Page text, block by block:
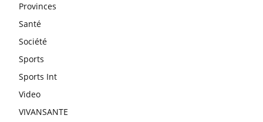
Provinces
Santé
Société
Sports
Sports Int
Video
VIVANSANTE